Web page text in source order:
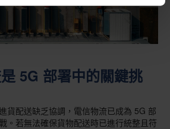
5G 部署中的關鍵挑
貨配送缺乏協調，電信物流已成為 5G 部
。若無法確保貨物配送時已進行統整且符